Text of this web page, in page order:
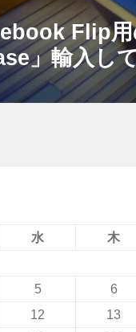
Flip
」輸入し
水 木
5 6
12 13